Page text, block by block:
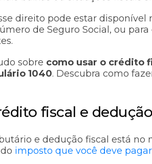
direito pode estar disponível
de Seguro Social, ou para
sobre como usar o crédito
1040. Descubra como
fiscal e
e dedução fiscal está no
imposto que você deve